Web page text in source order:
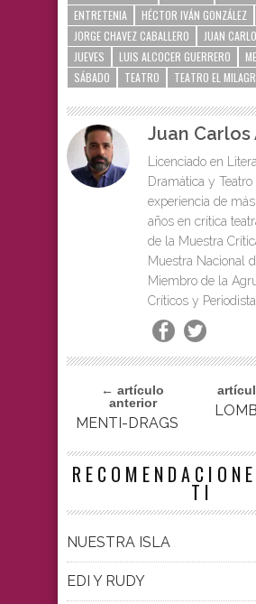
ENTRETENIA
HÉCTOR IVÁN GONZÁLEZ
JORGE CHAVEZ CABALLERO
JUAN
JUEVES
LUIS ALCOCER GUERRERO
SÁBADO
TEATRO TEATRO EL
Juan Carlos
Licenciado en
Dramática y Teatro
experiencia de
años en crítica
de la Muestra
Muestra Nacional
Miembro de la
Críticos y
← artículo
anterior
MENTI-DRAGS
TI
NUESTRA ISLA
EDI Y RUDY